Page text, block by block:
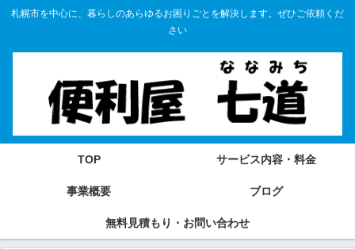
札幌市を中心に、暮らしのあらゆるお困りごとを解決します。ぜひご依頼くだ
さい
TOP サービス内容・料金
事業概要 ブログ
無料見積もり・お問い合わせ